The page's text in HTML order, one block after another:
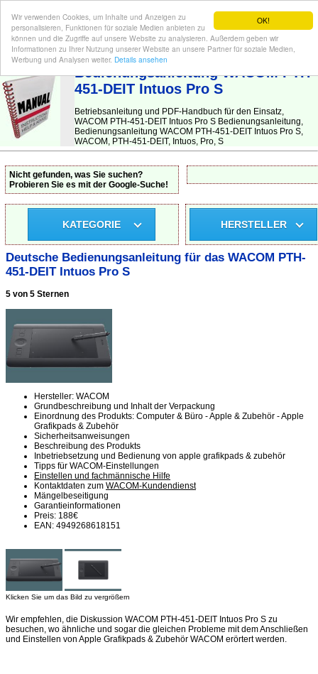
OK!
Wir verwenden Cookies, um Inhalte und Anzeigen zu
personalisieren, Funktionen für soziale Medien anbieten zu
können und die Zugriffe auf unsere Website zu analysieren. Außerdem geben wir
Informationen zu Ihrer Nutzung unserer Website an unsere Partner für soziale Medien,
Werbung und Analysen weiter. Details ansehen
BEDIENUNGSANLEITUNG| Hier finden Sie die deutsche Anleitung!
Bedienungsanleitung WACOM PTH-
451-DEIT Intuos Pro S
Betriebsanleitung und PDF-Handbuch für den Einsatz,
WACOM PTH-451-DEIT Intuos Pro S Bedienungsanleitung,
Bedienungsanleitung WACOM PTH-451-DEIT Intuos Pro S,
WACOM, PTH-451-DEIT, Intuos, Pro, S
Nicht gefunden, was Sie suchen?
Probieren Sie es mit der Google-Suche!
KATEGORIE HERSTELLER
Deutsche Bedienungsanleitung für das WACOM PTH-
451-DEIT Intuos Pro S
5 von 5 Sternen
Hersteller: WACOM
Grundbeschreibung und Inhalt der Verpackung
Einordnung des Produkts: Computer & Büro - Apple & Zubehör - Apple
Grafikpads & Zubehör
Sicherheitsanweisungen
Beschreibung des Produkts
Inbetriebsetzung und Bedienung von apple grafikpads & zubehör
Tipps für WACOM-Einstellungen
Einstellen und fachmännische Hilfe
Kontaktdaten zum WACOM-Kundendienst
Mängelbeseitigung
Garantieinformationen
Preis: 188€
EAN: 4949268618151
Klicken Sie um das Bild zu vergrößern
Wir empfehlen, die Diskussion WACOM PTH-451-DEIT Intuos Pro S zu
besuchen, wo ähnliche und sogar die gleichen Probleme mit dem Anschließen
und Einstellen von Apple Grafikpads & Zubehör WACOM erörtert werden.